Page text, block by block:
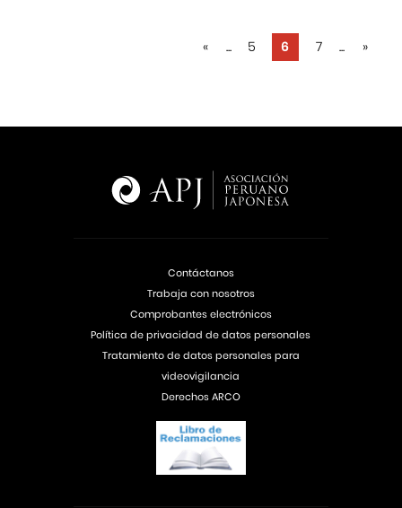
« ... 5 6 7 ... »
Contáctanos
Trabaja con nosotros
Comprobantes electrónicos
Política de privacidad de datos personales
Tratamiento de datos personales para
videovigilancia
Derechos ARCO